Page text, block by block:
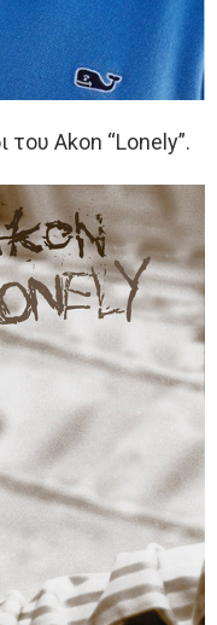
του Akon “Lonely”.